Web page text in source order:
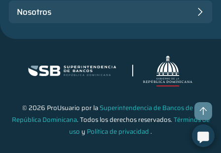
© 2026 ProUsuario por laSuperintendencia de Bancos de la
República Dominicana. Todos los derechos reservados.Términos de
uso y Política de privacidad.
Nosotros